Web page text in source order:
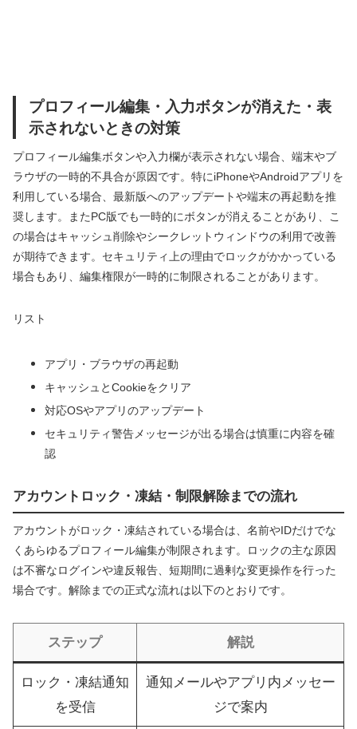
プロフィール編集・入力ボタンが消えた・表
示されないときの対策
プロフィール編集ボタンや入力欄が表示されない場合、端末やブ
ラウザの一時的不具合が原因です。特にiPhoneやAndroidアプリを
利用している場合、最新版へのアップデートや端末の再起動を推
奨します。またPC版でも一時的にボタンが消えることがあり、こ
の場合はキャッシュ削除やシークレットウィンドウの利用で改善
が期待できます。セキュリティ上の理由でロックがかかっている
場合もあり、編集権限が一時的に制限されることがあります。
リスト
アプリ・ブラウザの再起動
キャッシュとCookieをクリア
対応OSやアプリのアップデート
セキュリティ警告メッセージが出る場合は慎重に内容を確
認
アカウントロック・凍結・制限解除までの流れ
アカウントがロック・凍結されている場合は、名前やIDだけでな
くあらゆるプロフィール編集が制限されます。ロックの主な原因
は不審なログインや違反報告、短期間に過剰な変更操作を行った
場合です。解除までの正式な流れは以下のとおりです。
ステップ 解説
ロック・凍結通知
を受信
通知メールやアプリ内メッセー
ジで案内